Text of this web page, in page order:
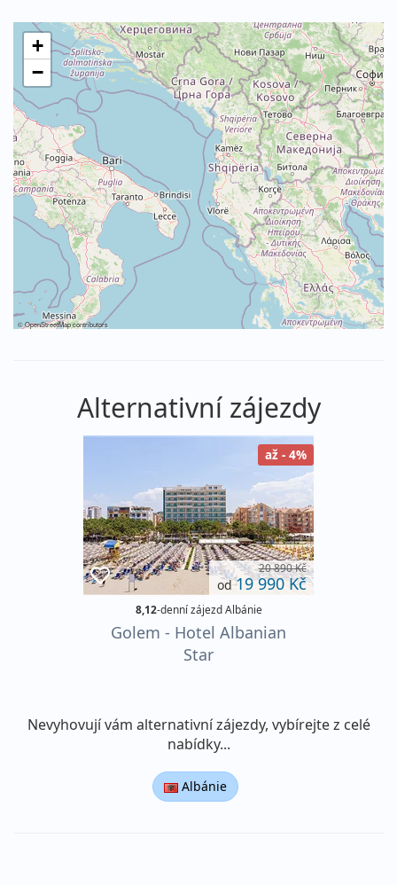
+
−
©OpenStreetMapcontributors
Alternativní zájezdy
až - 4%
20 890 Kč
od19 990 Kč
8,12-denní zájezd Albánie
Golem - Hotel Albanian
Star
Nevyhovují vám alternativní zájezdy, vybírejte z celé
nabídky...
Albánie